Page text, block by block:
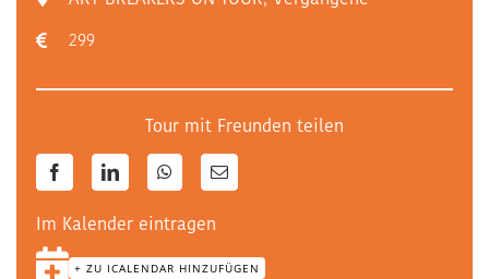
299
Tour mit Freunden teilen
FacebookLinkedInWhatsApp
E-
Mail
Im Kalender eintragen
+ ZU ICALENDAR HINZUFÜGEN